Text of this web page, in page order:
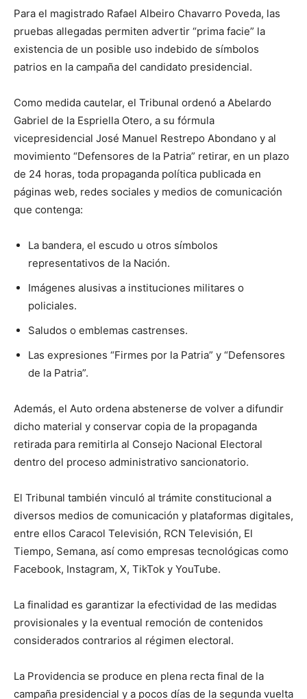
Para el magistrado Rafael Albeiro Chavarro Poveda, las
pruebas allegadas permiten advertir “prima facie” la
existencia de un posible uso indebido de símbolos
patrios en la campaña del candidato presidencial.
Como medida cautelar, el Tribunal ordenó a Abelardo
Gabriel de la Espriella Otero, a su fórmula
vicepresidencial José Manuel Restrepo Abondano y al
movimiento “Defensores de la Patria” retirar, en un plazo
de 24 horas, toda propaganda política publicada en
páginas web, redes sociales y medios de comunicación
que contenga:
La bandera, el escudo u otros símbolos
representativos de la Nación.
Imágenes alusivas a instituciones militares o
policiales.
Saludos o emblemas castrenses.
Las expresiones “Firmes por la Patria” y “Defensores
de la Patria”.
Además, el Auto ordena abstenerse de volver a difundir
dicho material y conservar copia de la propaganda
retirada para remitirla al Consejo Nacional Electoral
dentro del proceso administrativo sancionatorio.
El Tribunal también vinculó al trámite constitucional a
diversos medios de comunicación y plataformas digitales,
entre ellos Caracol Televisión⁠, RCN Televisión⁠, El
Tiempo⁠, Semana⁠, así como empresas tecnológicas como
Facebook, Instagram, X⁠, TikTok⁠ y YouTube⁠.
La finalidad es garantizar la efectividad de las medidas
provisionales y la eventual remoción de contenidos
considerados contrarios al régimen electoral.
La Providencia se produce en plena recta final de la
campaña presidencial y a pocos días de la segunda vuelta